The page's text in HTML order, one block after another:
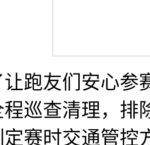
友们安心参
巡查清理，排
定赛时交通管控